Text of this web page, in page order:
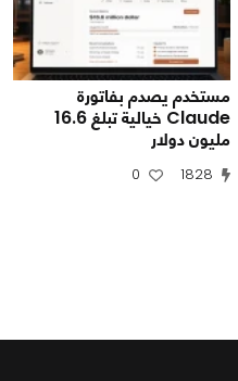
مستخدم يصدم بفاتورة
Claude خيالية تبلغ 16.6
مليون دولار
1828
0